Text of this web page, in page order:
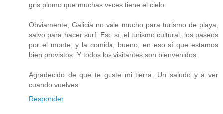
gris plomo que muchas veces tiene el cielo.
Obviamente, Galicia no vale mucho para turismo de playa,
salvo para hacer surf. Eso sí, el turismo cultural, los paseos
por el monte, y la comida, bueno, en eso sí que estamos
bien provistos. Y todos los visitantes son bienvenidos.
Agradecido de que te guste mi tierra. Un saludo y a ver
cuando vuelves.
Responder